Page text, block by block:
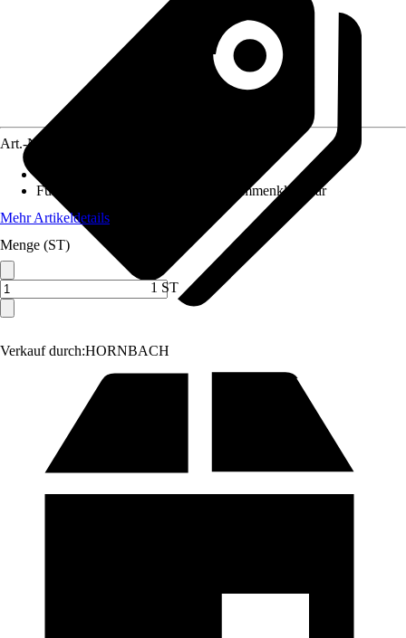
Verkauf durch:HORNBACH
Art.-Nr.
Funktionen
Höhenverstellbar, Zusammenklappbar
Mehr Artikeldetails
Menge (ST)
1 ST